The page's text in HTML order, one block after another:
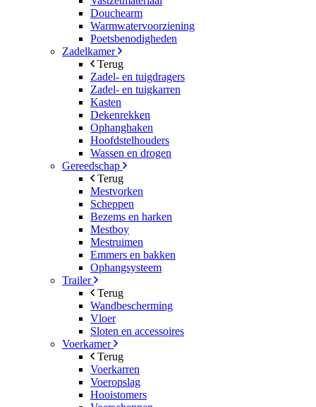
Douchearm
Warmwatervoorziening
Poetsbenodigheden
Zadelkamer
Terug
Zadel- en tuigdragers
Zadel- en tuigkarren
Kasten
Dekenrekken
Ophanghaken
Hoofdstelhouders
Wassen en drogen
Gereedschap
Terug
Mestvorken
Scheppen
Bezems en harken
Mestboy
Mestruimen
Emmers en bakken
Ophangsysteem
Trailer
Terug
Wandbescherming
Vloer
Sloten en accessoires
Voerkamer
Terug
Voerkarren
Voeropslag
Hooistomers